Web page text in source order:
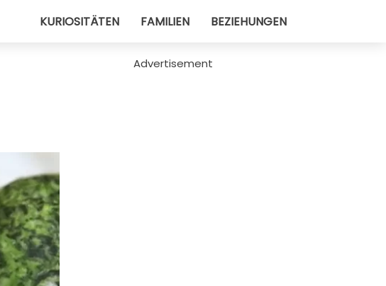
KURIOSITÄTEN FAMILIEN BEZIEHUNGEN
Advertisement